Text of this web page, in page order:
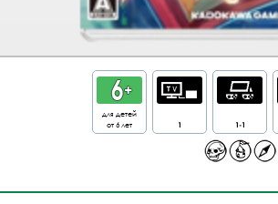
для детей
от 6 лет
1 1-1